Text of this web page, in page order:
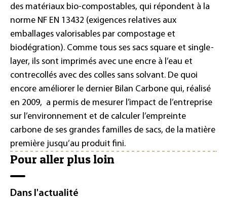
des matériaux bio-compostables, qui répondent à la
norme NF EN 13432 (exigences relatives aux
emballages valorisables par compostage et
biodégration). Comme tous ses sacs square et single-
layer, ils sont imprimés avec une encre à l’eau et
contrecollés avec des colles sans solvant. De quoi
encore améliorer le dernier Bilan Carbone qui, réalisé
en 2009, a permis de mesurer l’impact de l’entreprise
sur l’environnement et de calculer l’empreinte
carbone de ses grandes familles de sacs, de la matière
première jusqu’au produit fini.
Pour aller plus loin
Dans l'actualité